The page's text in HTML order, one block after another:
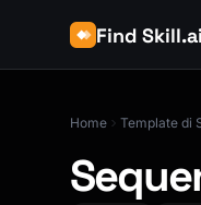
Find Skill.ai
Home Template di